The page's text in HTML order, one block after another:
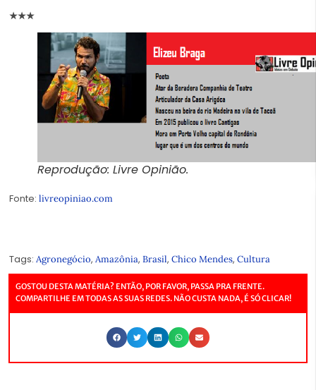
★★★
Reprodução: Livre Opinião.
Fonte: livreopiniao.com
Tags: Agronegócio, Amazônia, Brasil, Chico Mendes, Cultura
GOSTOU DESTA MATÉRIA? ENTÃO, POR FAVOR, PASSA PRA FRENTE.
COMPARTILHE EM TODAS AS SUAS REDES. NÃO CUSTA NADA, É SÓ CLICAR!